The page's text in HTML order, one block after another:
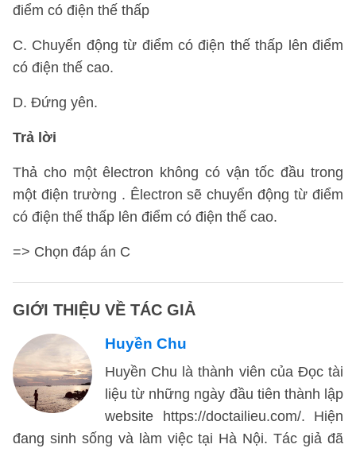
điểm có điện thế thấp
C. Chuyển động từ điểm có điện thế thấp lên điểm
có điện thế cao.
D. Đứng yên.
Trả lời
Thả cho một êlectron không có vận tốc đầu trong
một điện trường . Êlectron sẽ chuyển động từ điểm
có điện thế thấp lên điểm có điện thế cao.
=> Chọn đáp án C
GIỚI THIỆU VỀ TÁC GIẢ
Huyền Chu
Huyền Chu là thành viên của Đọc tài
liệu từ những ngày đầu tiên thành lập
website https://doctailieu.com/. Hiện
đang sinh sống và làm việc tại Hà Nội. Tác giả đã